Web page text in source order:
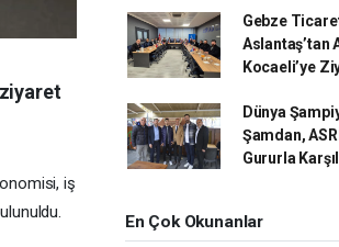
iş
Gebze
Aslantaş’tan
Kocaeli’ye
Dünya
Şamdan,
Gururla
En Çok Okunanlar